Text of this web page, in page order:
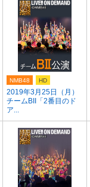
2019年3月25日（月）
チームBII「2番目のド
ア...
NMB48 HD